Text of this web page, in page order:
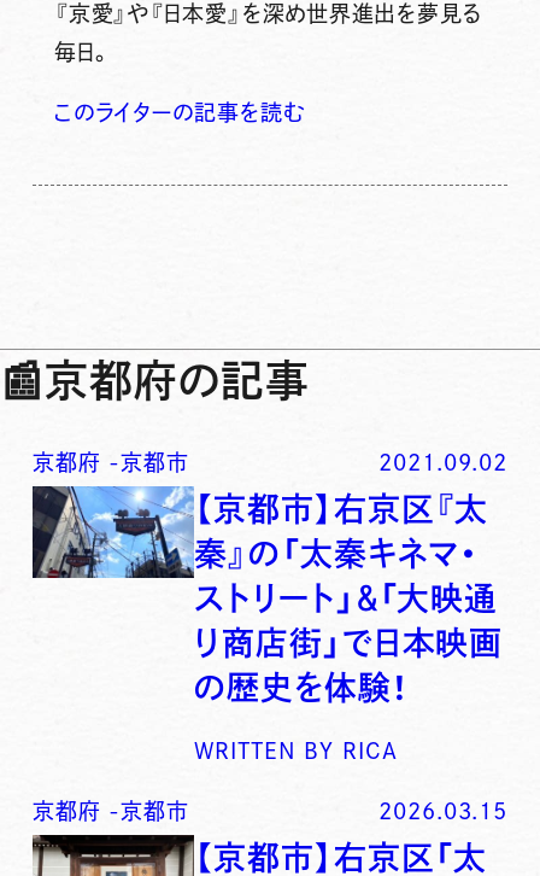
『京愛』や『日本愛』を深め世界進出を夢見る
毎日。
このライターの記事を読む
📰京都府の記事
京都府 -京都市 2021.09.02
【京都市】右京区『太
秦』の「太秦キネマ・
ストリート」＆「大映通
り商店街」で日本映画
の歴史を体験！
WRITTEN BY RICA
京都府 -京都市 2026.03.15
【京都市】右京区「太